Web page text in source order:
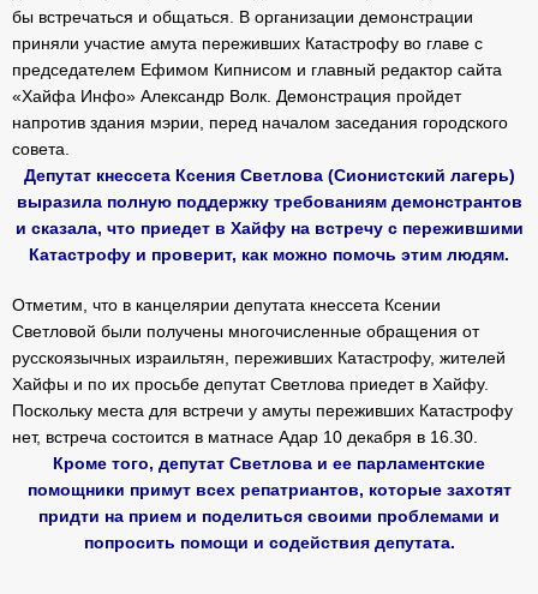
бы встречаться и общаться. В организации демонстрации
приняли участие амута переживших Катастрофу во главе с
председателем Ефимом Кипнисом и главный редактор сайта
«Хайфа Инфо» Александр Волк. Демонстрация пройдет
напротив здания мэрии, перед началом заседания городского
совета.
Депутат кнессета Ксения Светлова (Сионистский лагерь)
выразила полную поддержку требованиям демонстрантов
и сказала, что приедет в Хайфу на встречу с пережившими
Катастрофу и проверит, как можно помочь этим людям.
Отметим, что в канцелярии депутата кнессета Ксении
Светловой были получены многочисленные обращения от
русскоязычных израильтян, переживших Катастрофу, жителей
Хайфы и по их просьбе депутат Светлова приедет в Хайфу.
Поскольку места для встречи у амуты переживших Катастрофу
нет, встреча состоится в матнасе Адар 10 декабря в 16.30.
Кроме того, депутат Светлова и ее парламентские
помощники примут всех репатриантов, которые захотят
придти на прием и поделиться своими проблемами и
попросить помощи и содействия депутата.